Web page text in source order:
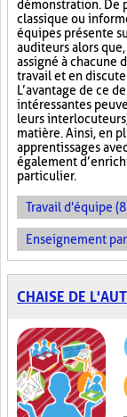
démonstration. De
classique ou
équipes présente
auditeurs alors
assigné à chacune
travail et en
L’avantage de ce
intéressantes
leurs
matière. Ainsi, en
apprentissages
également
particulier.
Travail d'équipe
Enseignement
CHAISE DE